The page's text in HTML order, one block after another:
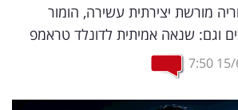
מורשת יצירתית עשירה, הומור
וגם: שנאה אמיתית לדונלד טראמפ
7:50